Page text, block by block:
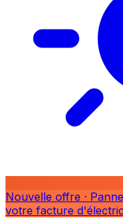
Nouvelle offre ·
votre facture